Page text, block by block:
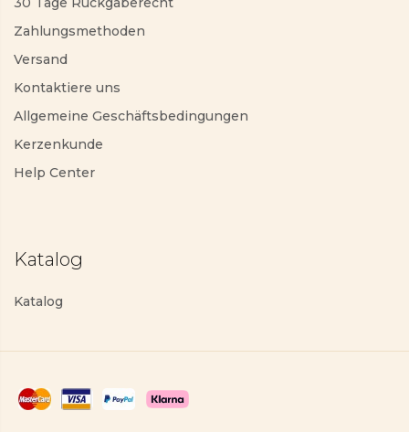
Zahlungsmethoden
Versand
Kontaktiere uns
Allgemeine Geschäftsbedingungen
Kerzenkunde
Help Center
Katalog
Katalog